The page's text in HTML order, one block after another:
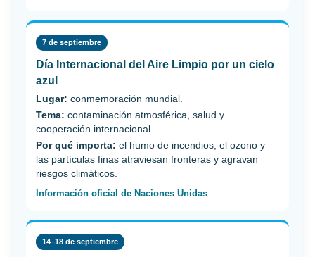
7 de septiembre
Día Internacional del Aire Limpio por un cielo
azul
Lugar: conmemoración mundial.
Tema: contaminación atmosférica, salud y
cooperación internacional.
Por qué importa: el humo de incendios, el ozono y
las partículas finas atraviesan fronteras y agravan
riesgos climáticos.
Información oficial de Naciones Unidas
14–18 de septiembre